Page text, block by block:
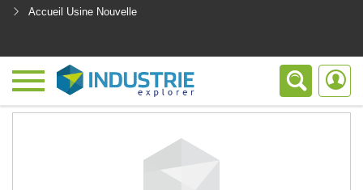
Accueil Usine Nouvelle